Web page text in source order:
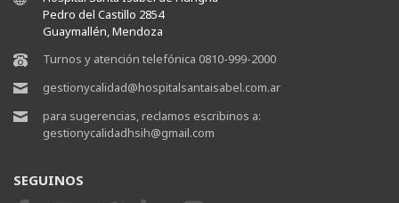
Pedro del Castillo 2854
Guaymallén, Mendoza
Turnos y atención telefónica 0810-999-2000
gestionycalidad@hospitalsantaisabel.com.ar
para sugerencias, reclamos escribinos a:
gestionycalidadhsih@gmail.com
SEGUINOS